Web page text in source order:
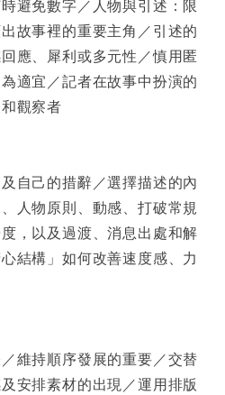
避免數字／人物與引述：限
故事裡的重要主角／引述的
應、犀利或多元性／慎用匿
適宜／記者在故事中扮演的
觀察者
自己的措辭／選擇描述的內
人物原則、動感、打破常規
，以及過渡、消息出處和解
結構」如何改善速度感、力
維持順序發展的重要／交替
安排素材的出現／運用排版